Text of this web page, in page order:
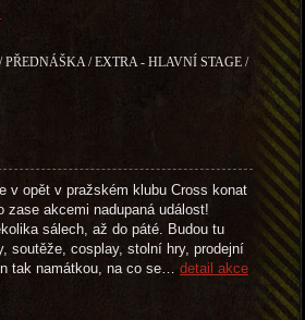
/ EXTRA - HLAVNÍ STAGE /
v opět v pražském klubu Cross konat
akcemi nadupaná událost!
sálech, až do páté. Budou tu
soutěže, cosplay, stolní hry, prodejní
tak namátkou, na co se… detail akce